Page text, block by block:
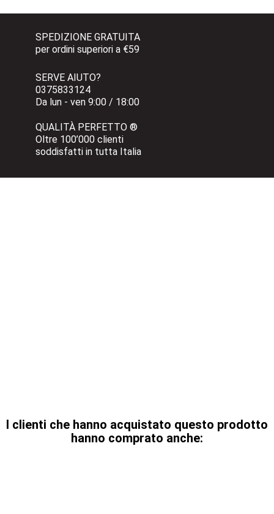
SPEDIZIONE GRATUITA
per ordini superiori a €59
SERVE AIUTO?
0375833124
Da lun - ven 9:00 / 18:00
QUALITÀ PERFETTO ®
Oltre 100’000 clienti
soddisfatti in tutta Italia
I clienti che hanno acquistato questo prodotto
hanno comprato anche: